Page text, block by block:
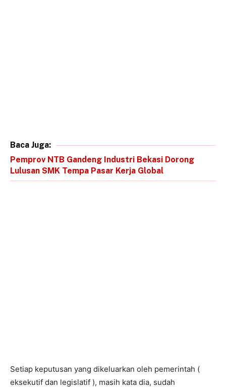
Baca Juga:
Pemprov NTB Gandeng Industri Bekasi Dorong
Lulusan SMK Tempa Pasar Kerja Global
Setiap keputusan yang dikeluarkan oleh pemerintah (
eksekutif dan legislatif ), masih kata dia, sudah